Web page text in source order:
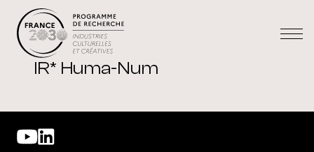
IR* Huma-Num